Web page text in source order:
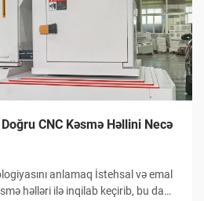
CNC Kəsmə Həllini Necə
anlamaq İstehsal və emal
həlləri ilə inqilab keçirib, bu da